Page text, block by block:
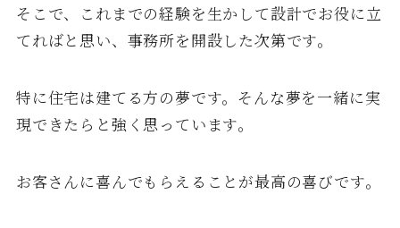
そこで、これまでの経験を生かして設計でお役に立
てればと思い、事務所を開設した次第です。
特に住宅は建てる方の夢です。そんな夢を一緒に実
現できたらと強く思っています。
お客さんに喜んでもらえることが最高の喜びです。